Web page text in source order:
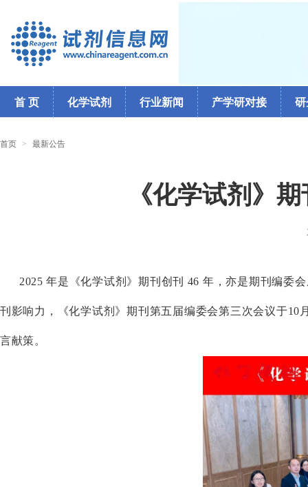
首 页 化学试剂 行业新闻 产学研对接 研
首页 > 最新公告
《化学试剂》
2025 年是《化学试剂》期刊创刊 46 年，亦是期刊编委
刊影响力，《化学试剂》期刊第五届编委会第三次会议于
言献策。